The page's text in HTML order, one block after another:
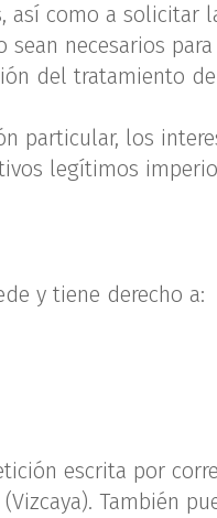
así como a
necesarios
del tratamiento
particular, los
legítimos
y tiene derecho a:
escrita por
También